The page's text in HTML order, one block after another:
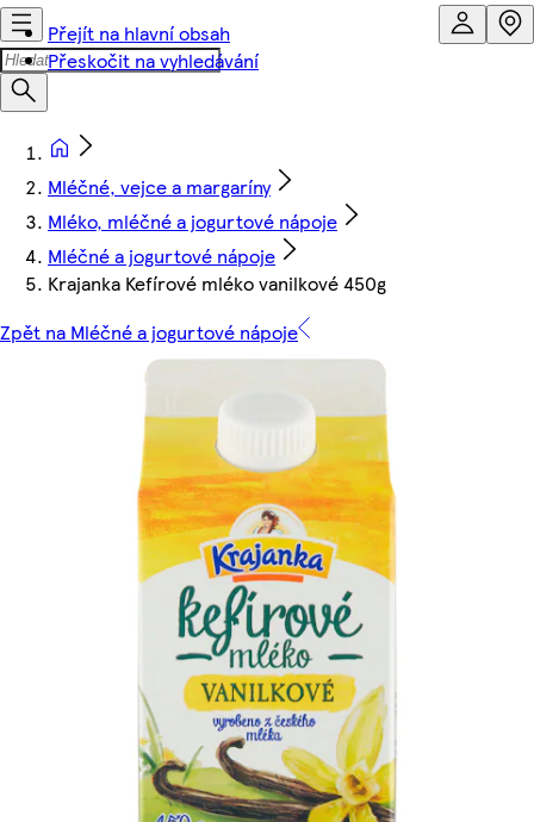
Přejít na hlavní obsah
Přeskočit na vyhledávání
Mléčné, vejce a margaríny
Mléko, mléčné a jogurtové nápoje
Mléčné a jogurtové nápoje
Krajanka Kefírové mléko vanilkové 450g
Zpět na Mléčné a jogurtové nápoje